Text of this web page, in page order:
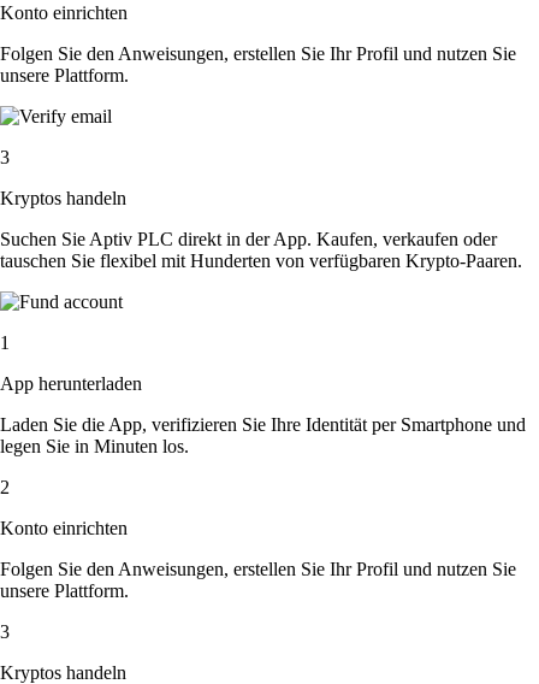
Konto einrichten
Folgen Sie den Anweisungen, erstellen Sie Ihr Profil und nutzen Sie
unsere Plattform.
3
Kryptos handeln
Suchen Sie Aptiv PLC direkt in der App. Kaufen, verkaufen oder
tauschen Sie flexibel mit Hunderten von verfügbaren Krypto-Paaren.
1
App herunterladen
Laden Sie die App, verifizieren Sie Ihre Identität per Smartphone und
legen Sie in Minuten los.
2
Konto einrichten
Folgen Sie den Anweisungen, erstellen Sie Ihr Profil und nutzen Sie
unsere Plattform.
3
Kryptos handeln